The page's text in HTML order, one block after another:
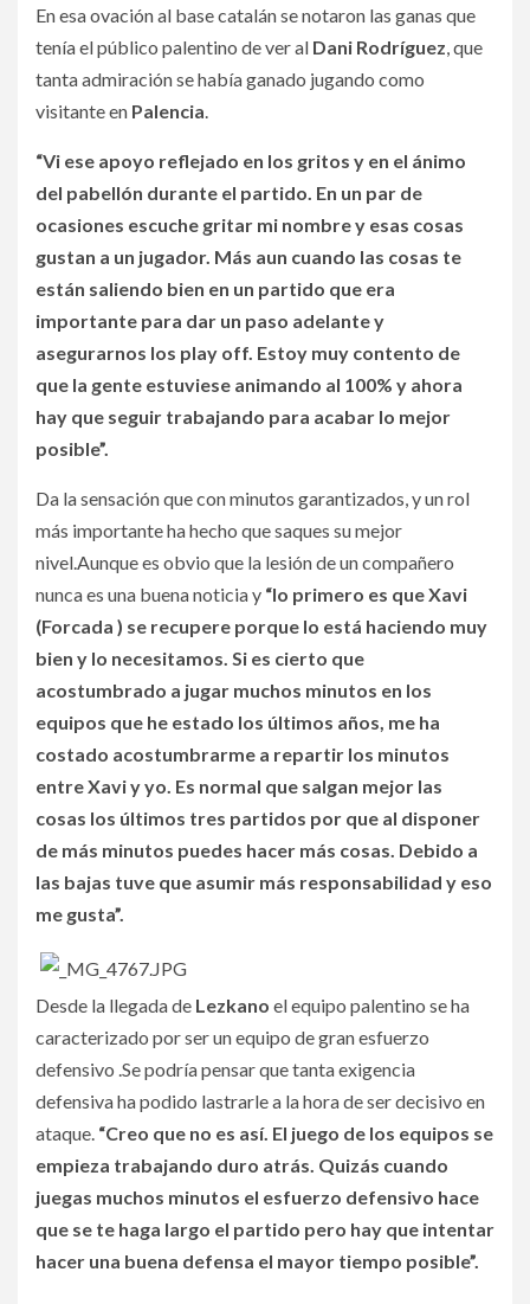
En esa ovación al base catalán se notaron las ganas que
tenía el público palentino de ver al Dani Rodríguez, que
tanta admiración se había ganado jugando como
visitante en Palencia.
“Vi ese apoyo reflejado en los gritos y en el ánimo
del pabellón durante el partido. En un par de
ocasiones escuche gritar mi nombre y esas cosas
gustan a un jugador. Más aun cuando las cosas te
están saliendo bien en un partido que era
importante para dar un paso adelante y
asegurarnos los play off. Estoy muy contento de
que la gente estuviese animando al 100% y ahora
hay que seguir trabajando para acabar lo mejor
posible”.
Da la sensación que con minutos garantizados, y un rol
más importante ha hecho que saques su mejor
nivel.Aunque es obvio que la lesión de un compañero
nunca es una buena noticia y “lo primero es que Xavi
(Forcada ) se recupere porque lo está haciendo muy
bien y lo necesitamos. Si es cierto que
acostumbrado a jugar muchos minutos en los
equipos que he estado los últimos años, me ha
costado acostumbrarme a repartir los minutos
entre Xavi y yo. Es normal que salgan mejor las
cosas los últimos tres partidos por que al disponer
de más minutos puedes hacer más cosas. Debido a
las bajas tuve que asumir más responsabilidad y eso
me gusta”.
Desde la llegada de Lezkano el equipo palentino se ha
caracterizado por ser un equipo de gran esfuerzo
defensivo .Se podría pensar que tanta exigencia
defensiva ha podido lastrarle a la hora de ser decisivo en
ataque. “Creo que no es así. El juego de los equipos se
empieza trabajando duro atrás. Quizás cuando
juegas muchos minutos el esfuerzo defensivo hace
que se te haga largo el partido pero hay que intentar
hacer una buena defensa el mayor tiempo posible”.